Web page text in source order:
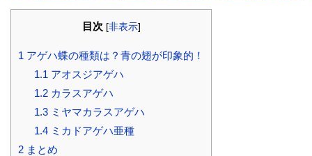
目次 [非表示]
1 アゲハ蝶の種類は？青の翅が印象的！
1.1 アオスジアゲハ
1.2カラスアゲハ
1.3ミヤマカラスアゲハ
1.4ミカドアゲハ亜種
2 まとめ